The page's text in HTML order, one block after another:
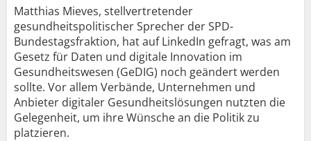
Matthias Mieves, stellvertretender
gesundheitspolitischer Sprecher der SPD-
Bundestagsfraktion, hat auf LinkedIn gefragt, was am
Gesetz für Daten und digitale Innovation im
Gesundheitswesen (GeDIG) noch geändert werden
sollte. Vor allem Verbände, Unternehmen und
Anbieter digitaler Gesundheitslösungen nutzten die
Gelegenheit, um ihre Wünsche an die Politik zu
platzieren.